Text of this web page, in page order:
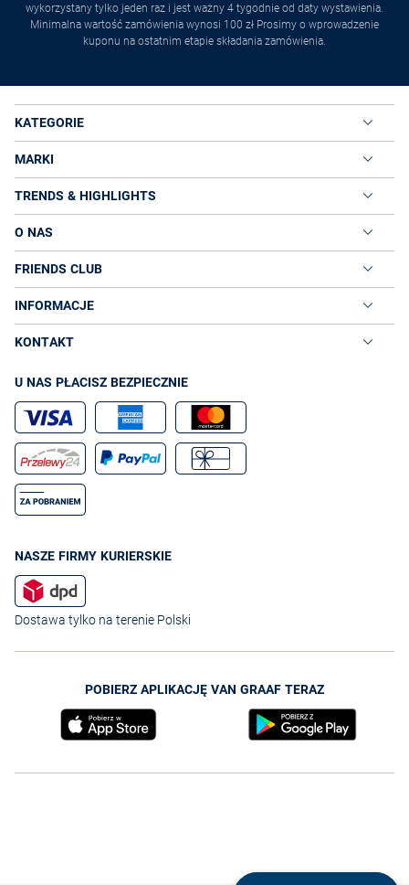
wykorzystany tylko jeden raz i jest ważny 4 tygodnie od daty wystawienia.
Minimalna wartość zamówienia wynosi 100 zł Prosimy o wprowadzenie
kuponu na ostatnim etapie składania zamówienia.
KATEGORIE
MARKI
TRENDS & HIGHLIGHTS
O NAS
FRIENDS CLUB
INFORMACJE
KONTAKT
U NAS PŁACISZ BEZPIECZNIE
NASZE FIRMY KURIERSKIE
Dostawa tylko na terenie Polski
POBIERZ APLIKACJĘ VAN GRAAF TERAZ